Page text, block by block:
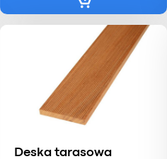
Deska tarasowa